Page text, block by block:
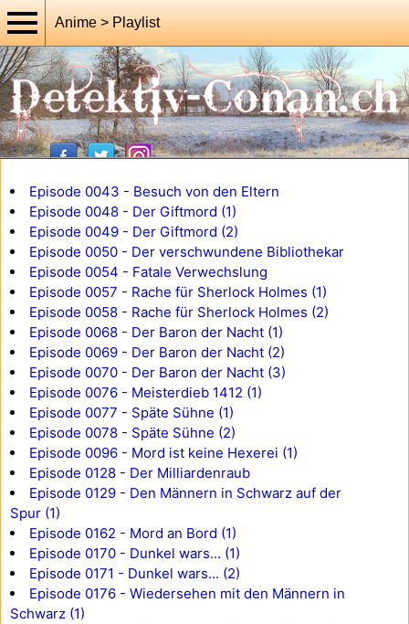
Anime > Playlist
Episode 0043 - Besuch von den Eltern
Episode 0048 - Der Giftmord (1)
Episode 0049 - Der Giftmord (2)
Episode 0050 - Der verschwundene Bibliothekar
Episode 0054 - Fatale Verwechslung
Episode 0057 - Rache für Sherlock Holmes (1)
Episode 0058 - Rache für Sherlock Holmes (2)
Episode 0068 - Der Baron der Nacht (1)
Episode 0069 - Der Baron der Nacht (2)
Episode 0070 - Der Baron der Nacht (3)
Episode 0076 - Meisterdieb 1412 (1)
Episode 0077 - Späte Sühne (1)
Episode 0078 - Späte Sühne (2)
Episode 0096 - Mord ist keine Hexerei (1)
Episode 0128 - Der Milliardenraub
Episode 0129 - Den Männern in Schwarz auf der
Spur (1)
Episode 0162 - Mord an Bord (1)
Episode 0170 - Dunkel wars... (1)
Episode 0171 - Dunkel wars... (2)
Episode 0176 - Wiedersehen mit den Männern in
Schwarz (1)